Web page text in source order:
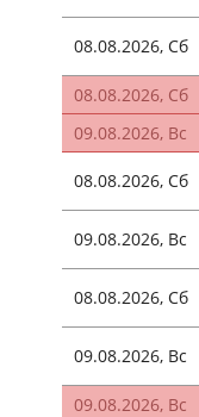
08.08.2026, Сб
08.08.2026, Сб
09.08.2026, Вс
08.08.2026, Сб
09.08.2026, Вс
08.08.2026, Сб
09.08.2026, Вс
09.08.2026, Вс